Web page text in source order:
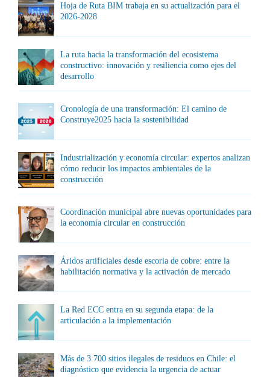
Hoja de Ruta BIM trabaja en su actualización para el
2026-2028
La ruta hacia la transformación del ecosistema
constructivo: innovación y resiliencia como ejes del
desarrollo
Cronología de una transformación: El camino de
Construye2025 hacia la sostenibilidad
Industrialización y economía circular: expertos analizan
cómo reducir los impactos ambientales de la
construcción
Coordinación municipal abre nuevas oportunidades para
la economía circular en construcción
Áridos artificiales desde escoria de cobre: entre la
habilitación normativa y la activación de mercado
La Red ECC entra en su segunda etapa: de la
articulación a la implementación
Más de 3.700 sitios ilegales de residuos en Chile: el
diagnóstico que evidencia la urgencia de actuar